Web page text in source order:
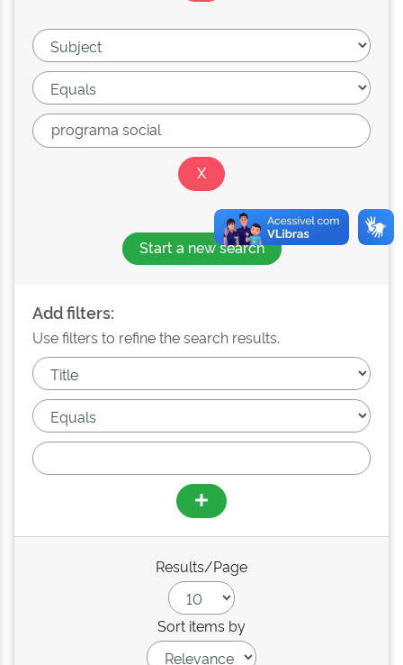
Start a new search
Add filters:
Use filters to refine the search results.
Results/Page
Sort items by